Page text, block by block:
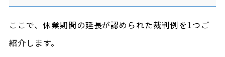
ここで、休業期間の延長が認められた裁判例を1つご
紹介します。